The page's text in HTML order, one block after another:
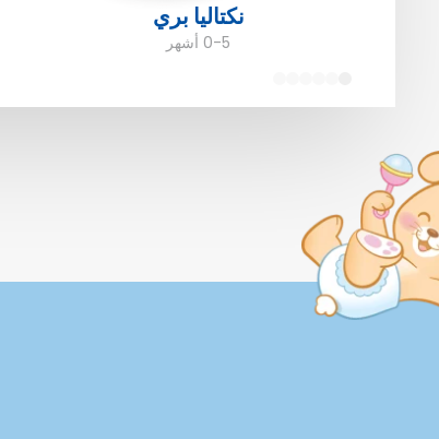
نكتاليا بري
0-5 أشهر